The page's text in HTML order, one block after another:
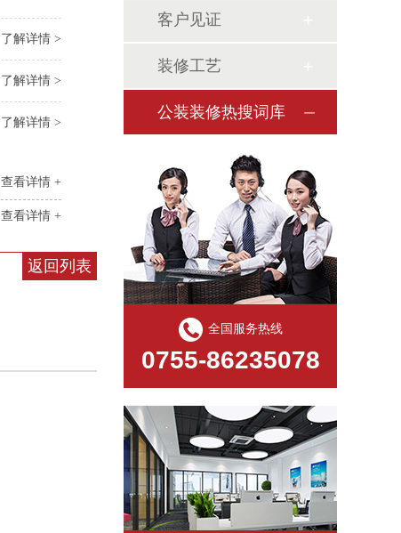
了解详情 >
了解详情 >
了解详情 >
查看详情 +
查看详情 +
返回列表
客户见证
装修工艺
公装装修热搜词库
全国服务热线
0755-86235078